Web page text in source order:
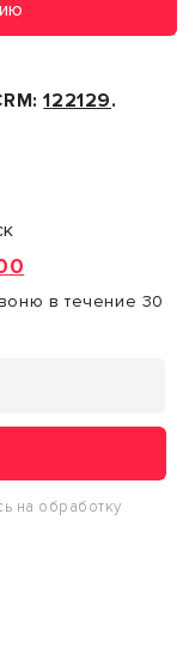
122129.
в течение 30
на обработку